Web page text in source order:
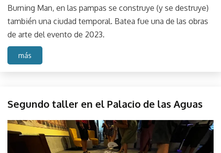
Burning Man, en las pampas se construye (y se destruye)
también una ciudad temporal. Batea fue una de las obras
de arte del evento de 2023.
más
Instalación
de sitio
Instalación
objeto
Segundo taller en el Palacio de las Aguas
February
parselis